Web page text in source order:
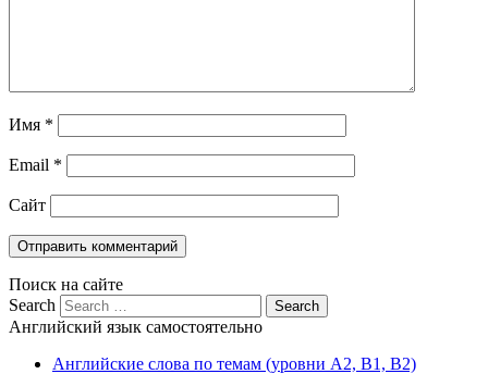
Имя *
Email *
Сайт
Поиск на сайте
Search
Английский язык самостоятельно
Английские слова по темам (уровни A2, B1, B2)